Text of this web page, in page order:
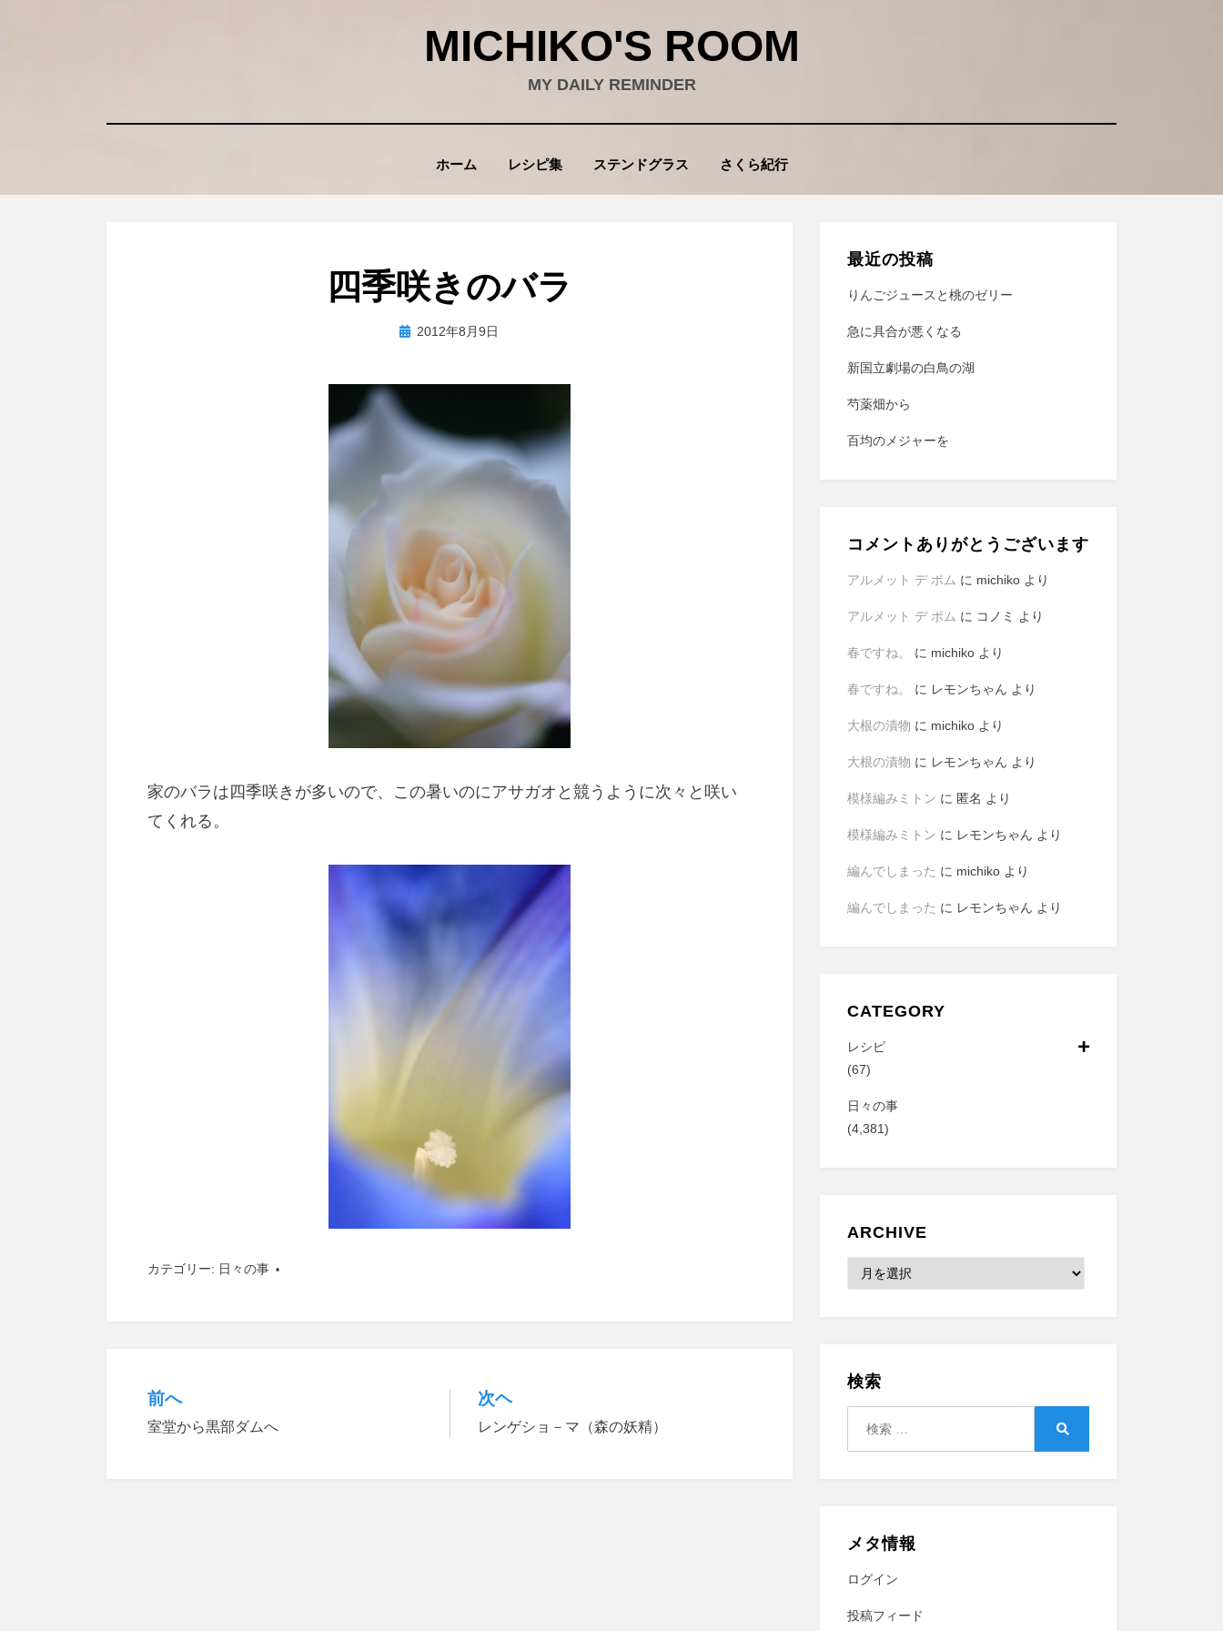
MICHIKO'S ROOM
MY DAILY REMINDER
ホーム レシピ集 ステンドグラス さくら紀行
四季咲きのバラ
投稿者wad
投 2012年8月9日
家のバラは四季咲きが多いので、この暑いのにアサガオと競うように次々と咲い
てくれる。
カテゴリー: 日々の事
投
稿
前へ
室堂から黒部ダムへ
次ヘ
レンゲショ－マ（森の妖精）
最近の投稿
りんごジュースと桃のゼリー
急に具合が悪くなる
新国立劇場の白鳥の湖
芍薬畑から
百均のメジャーを
コメントありがとうございます
アルメット デ ポム に michikoより
アルメット デ ポム に コノミ より
春ですね。 に michikoより
春ですね。 に レモンちゃん より
大根の漬物 に michikoより
大根の漬物 に レモンちゃん より
模様編みミトン に 匿名 より
模様編みミトン に レモンちゃん より
編んでしまった に michikoより
編んでしまった に レモンちゃん より
CATEGORY
レシピ
(67)
日々の事
(4,381)
ARCHIVE
Archive
検索
メタ情報
ログイン
投稿フィード